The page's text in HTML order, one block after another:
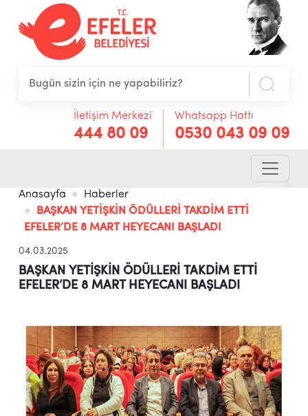
İletişim Merkezi
444 80 09
Whatsapp Hattı
0530 043 09 09
Anasayfa
Haberler
BAŞKAN YETİŞKİN ÖDÜLLERİ TAKDİM ETTİ
EFELER’DE 8 MART HEYECANI BAŞLADI
04.03.2025
BAŞKAN YETİŞKİN ÖDÜLLERİ TAKDİM ETTİ
EFELER’DE 8 MART HEYECANI BAŞLADI